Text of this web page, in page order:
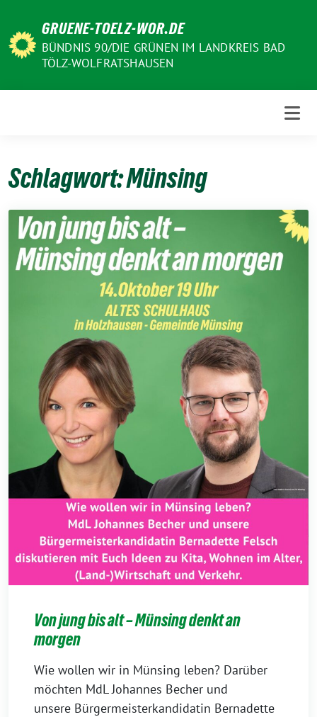
zum
Inhalt
GRUENE-TOELZ-WOR.DE
BÜNDNIS 90/DIE GRÜNEN IM LANDKREIS BAD
TÖLZ-WOLFRATSHAUSEN
Schlagwort:Münsing
Von jung bis alt – Münsing denkt an
morgen
Wie wollen wir in Münsing leben? Darüber
möchten MdL Johannes Becher und
unsere Bürgermeisterkandidatin Bernadette